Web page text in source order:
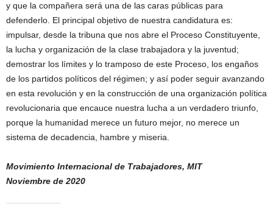
y que la compañera será una de las caras públicas para
defenderlo. El principal objetivo de nuestra candidatura es:
impulsar, desde la tribuna que nos abre el Proceso Constituyente,
la lucha y organización de la clase trabajadora y la juventud;
demostrar los límites y lo tramposo de este Proceso, los engaños
de los partidos políticos del régimen; y así poder seguir avanzando
en esta revolución y en la construcción de una organización política
revolucionaria que encauce nuestra lucha a un verdadero triunfo,
porque la humanidad merece un futuro mejor, no merece un
sistema de decadencia, hambre y miseria.
Movimiento Internacional de Trabajadores, MIT
Noviembre de 2020